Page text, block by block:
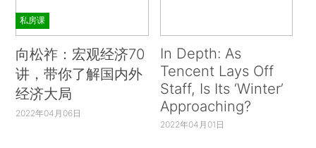
私房课
向松祚：宏观经济70
讲，带你了解国内外
经济大局
2022年04月06日
In Depth: As
Tencent Lays Off
Staff, Is Its ‘Winter’
Approaching?
2022年04月01日